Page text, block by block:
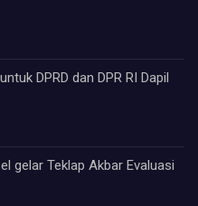
DPRD dan DPR RI Dapil
gelar Teklap Akbar Evaluasi